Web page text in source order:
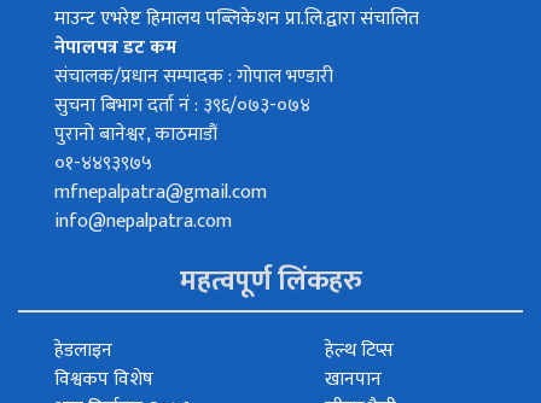
माउन्ट एभरेष्ट हिमालय पब्लिकेशन प्रा.लि.द्वारा संचालित
नेपालपत्र डट कम
संचालक/प्रधान सम्पादक : गोपाल भण्डारी
सुचना बिभाग दर्ता नं : ३९६/०७३-०७४
पुरानो बानेश्वर, काठमाडौं
०१-४४९३९७५
mfnepalpatra@gmail.com
info@nepalpatra.com
महत्वपूर्ण लिंकहरु
हेडलाइन
विश्वकप विशेष
हेल्थ टिप्स
खानपान